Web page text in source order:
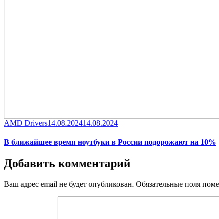
Category
AMD DriversPosted
14.08.202414.08.2024
В ближайшее время ноутбуки в России подорожают на 10%
Добавить комментарий
Ваш адрес email не будет опубликован. Обязательные поля